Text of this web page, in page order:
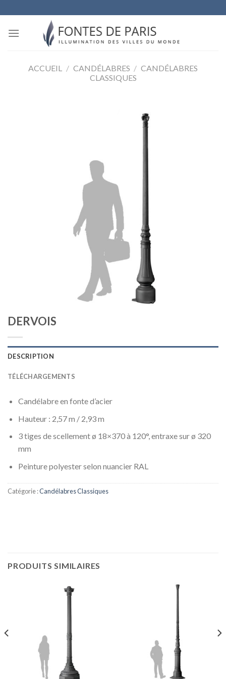
to
content
ACCUEIL / CANDÉLABRES / CANDÉLABRES
CLASSIQUES
DERVOIS
DESCRIPTION
TÉLÉCHARGEMENTS
Candélabre en fonte d’acier
Hauteur : 2,57 m / 2,93 m
3 tiges de scellement ø 18×370 à 120°, entraxe sur ø 320
mm
Peinture polyester selon nuancier RAL
Catégorie :Candélabres Classiques
PRODUITS SIMILAIRES